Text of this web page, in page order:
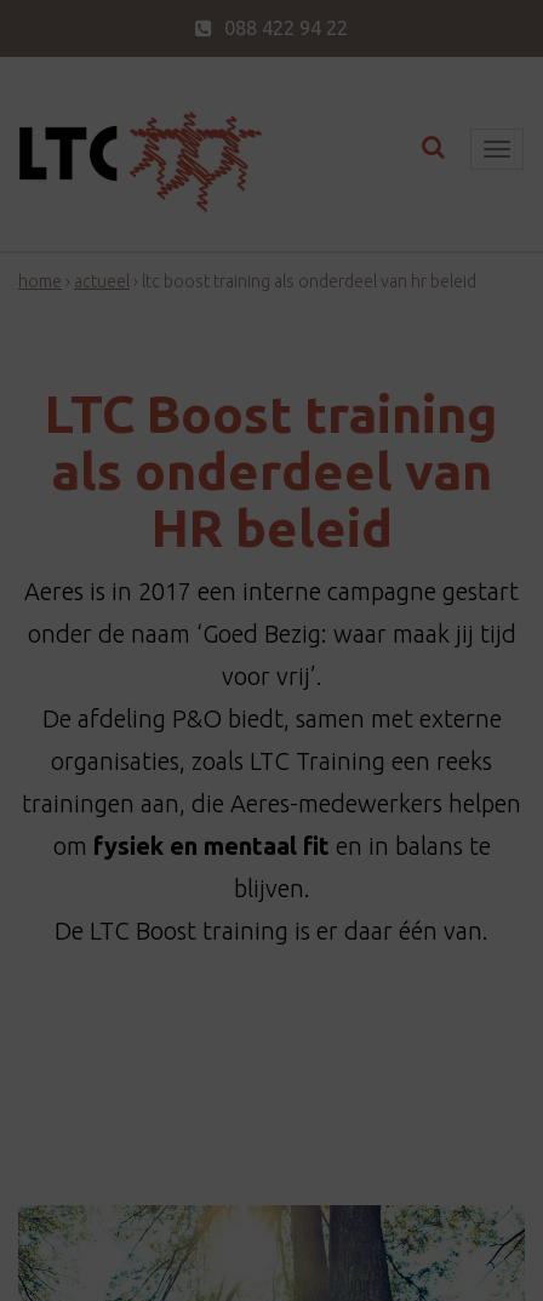
088 422 94 22
T
n
Toggle
home › actueel › ltc boost training als onderdeel van hr beleid
LTC Boost training
als onderdeel van
HR beleid
Aeres is in 2017 een interne campagne gestart
onder de naam ‘Goed Bezig: waar maak jij tijd
voor vrij’.
De afdeling P&O biedt, samen met externe
organisaties, zoals LTC Training een reeks
trainingen aan, die Aeres-medewerkers helpen
om fysiek en mentaal fit en in balans te
blijven.
De LTC Boost training is er daar één van.